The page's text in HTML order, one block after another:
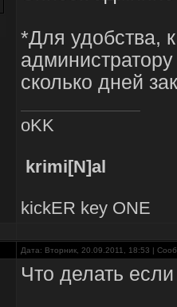
*Для удобства,
сколько дней
oKK
krimi[N]al
kickER key ONE
Дата: Вторник, 20.09.2011, 18:53 |
Что делать